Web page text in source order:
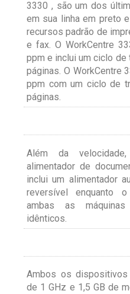
3330 , são um dos
em sua linha em preto
recursos padrão de
e fax. O WorkCentre
ppm e inclui um ciclo de
páginas. O WorkCentre
ppm com um ciclo de
páginas.
Além da
alimentador de
inclui um alimentador
reversível enquanto
ambas as máquinas
idênticos.
Ambos os
de 1 GHz e 1,5 GB de